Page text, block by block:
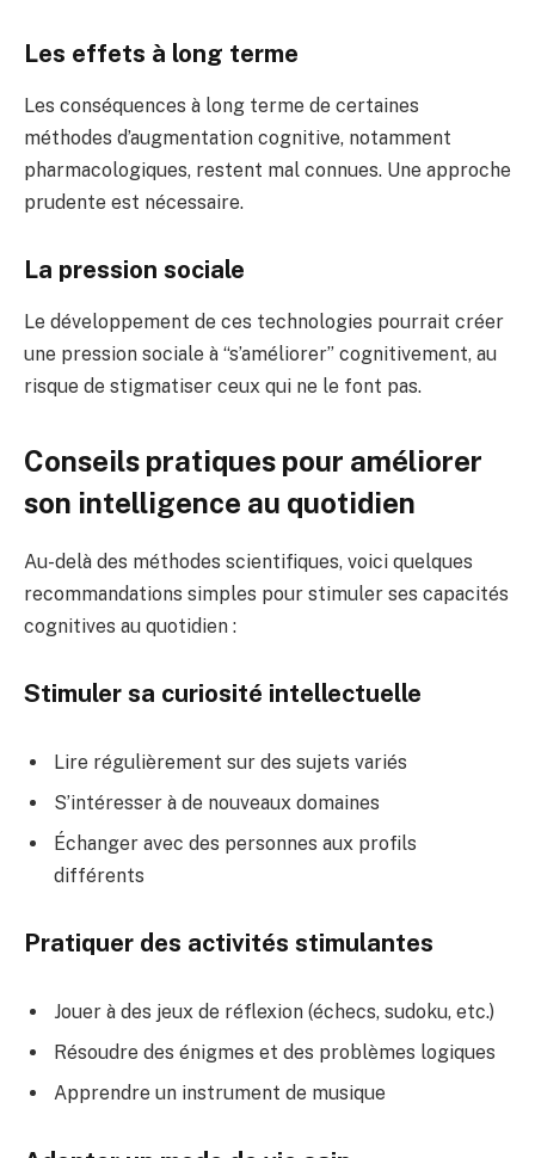
Les effets à long terme
Les conséquences à long terme de certaines
méthodes d’augmentation cognitive, notamment
pharmacologiques, restent mal connues. Une approche
prudente est nécessaire.
La pression sociale
Le développement de ces technologies pourrait créer
une pression sociale à “s’améliorer” cognitivement, au
risque de stigmatiser ceux qui ne le font pas.
Conseils pratiques pour améliorer
son intelligence au quotidien
Au-delà des méthodes scientifiques, voici quelques
recommandations simples pour stimuler ses capacités
cognitives au quotidien :
Stimuler sa curiosité intellectuelle
Lire régulièrement sur des sujets variés
S’intéresser à de nouveaux domaines
Échanger avec des personnes aux profils
différents
Pratiquer des activités stimulantes
Jouer à des jeux de réflexion (échecs, sudoku, etc.)
Résoudre des énigmes et des problèmes logiques
Apprendre un instrument de musique